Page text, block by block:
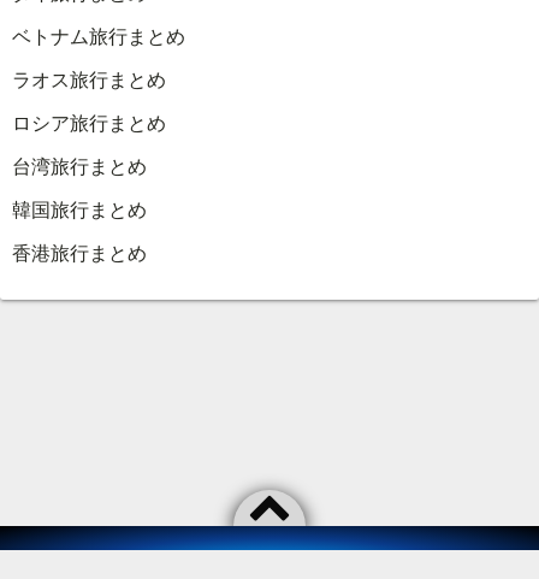
ベトナム旅行まとめ
ラオス旅行まとめ
ロシア旅行まとめ
台湾旅行まとめ
韓国旅行まとめ
香港旅行まとめ